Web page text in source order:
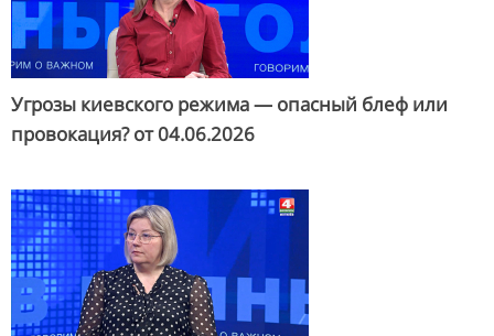
Угрозы киевского режима — опасный блеф или
провокация? от04.06.2026